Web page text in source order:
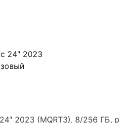
2023 (MQRT3), 8/256 ГБ,